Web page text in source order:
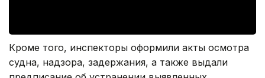
Кроме того, инспекторы оформили акты осмотра
судна, надзора, задержания, а также выдали